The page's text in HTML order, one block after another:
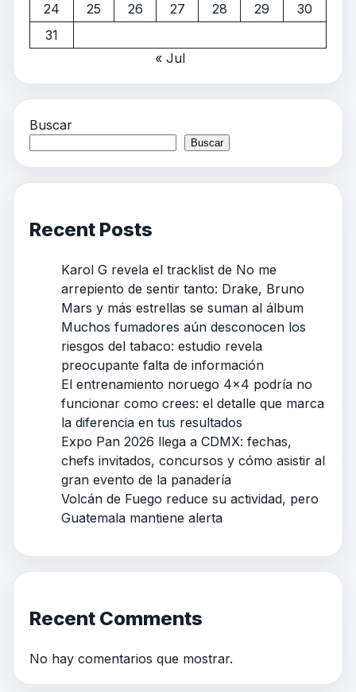
24
25 26 27 28 29
30
31
« Jul
Buscar
Buscar
Recent Posts
Karol G revela el tracklist de No me
arrepiento de sentir tanto: Drake, Bruno
Mars y más estrellas se suman al álbum
Muchos fumadores aún desconocen los
riesgos del tabaco: estudio revela
preocupante falta de información
El entrenamiento noruego 4×4 podría no
funcionar como crees: el detalle que marca
la diferencia en tus resultados
Expo Pan 2026 llega a CDMX: fechas,
chefs invitados, concursos y cómo asistir al
gran evento de la panadería
Volcán de Fuego reduce su actividad, pero
Guatemala mantiene alerta
Recent Comments
No hay comentarios que mostrar.